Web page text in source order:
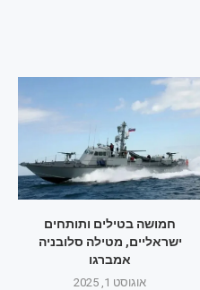
חמושה בטילים ותותחים
ישראליים, מטילה סלובניה
אמברגו
אוגוסט 1, 2025